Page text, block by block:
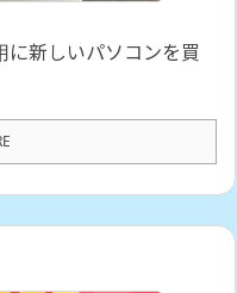
に新しいパソコンを買